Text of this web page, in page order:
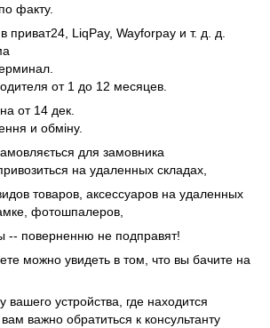
факту.
приват24, LiqPay, Wayforpay и т. д. д.
от 1 до 12 месяцев.
от 14 дек.
и обміну.
для замовника
на удаленных складах,
товаров, аксессуаров на удаленных
фотошпалеров,
-- поверненню не подправят!
можно увидеть в том, что вы бачите на
вашего устройства, где находится
важно обратиться к консультанту